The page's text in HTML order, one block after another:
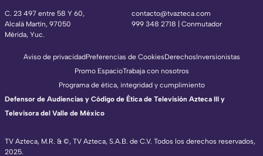
C. 23 497 entre 58 Y 60,
Alcalá Martín, 97050
Mérida, Yuc.
contacto@tvazteca.com
999 348 2718 | Conmutador
TV Azteca, M.R. & ©, TV Azteca, S.A.B. de C.V. Todos los derechos reservados,
2025.
Aviso de privacidadPreferencias de CookiesDerechosInversionistas
Promo EspacioTrabaja con nosotros
Programa de ética, integridad y cumplimiento
Defensor de Audiencias y Código de Ética de Televisión Azteca III y
Televisora del Valle de México